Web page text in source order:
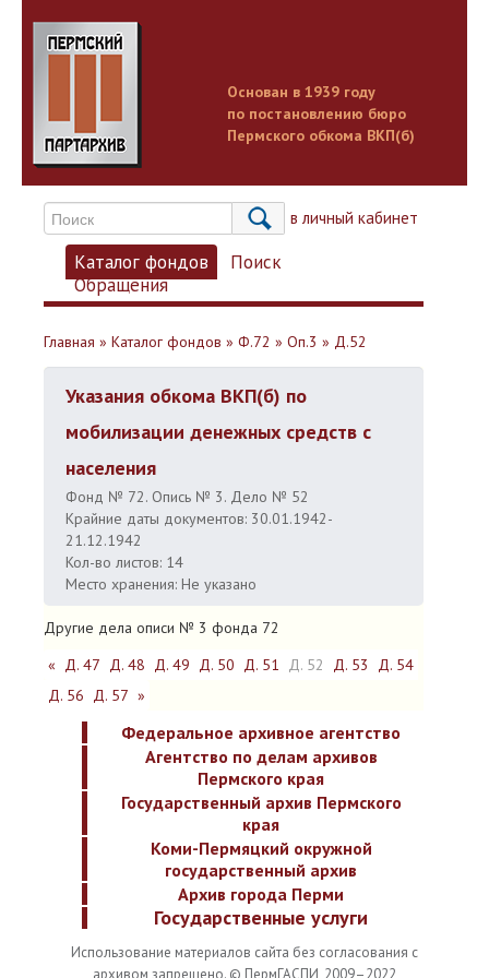
Основан в 1939 году
по постановлению бюро
Пермского обкома ВКП(б)
Вход в личный кабинет
Каталог фондов
Поиск
Обращения
Главная » Каталог фондов » Ф.72 » Оп.3 » Д.52
Указания обкома ВКП(б) по
мобилизации денежных средств с
населения
Фонд № 72. Опись № 3. Дело № 52
Крайние даты документов: 30.01.1942-
21.12.1942
Кол-во листов: 14
Место хранения: Не указано
Другие дела описи № 3 фонда 72
« Д. 47 Д. 48 Д. 49 Д. 50 Д. 51 Д. 52 Д. 53
Д. 54
Д. 56 Д. 57 »
Федеральное архивное агентство
Агентство по делам архивов
Пермского края
Государственный архив Пермского
края
Коми-Пермяцкий окружной
государственный архив
Архив города Перми
Государственные услуги
Использование материалов сайта без согласования с
архивом запрещено. © ПермГАСПИ, 2009–2022